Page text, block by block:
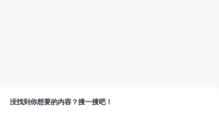
没找到你想要的内容？搜一搜吧！